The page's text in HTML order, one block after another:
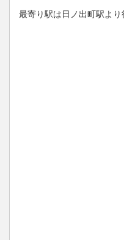
最寄り駅は日ノ出町駅より